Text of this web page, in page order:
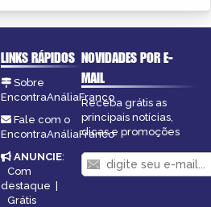
LINKS RÁPIDOS
Sobre
EncontraAnáliaFranco
Fale com o
EncontraAnáliaFranco
ANUNCIE:
Com
destaque |
Grátis
NOVIDADES POR E-
MAIL
Receba grátis as
principais notícias,
dicas e promoções